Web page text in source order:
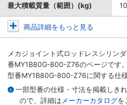
最大積載質量（範囲）(kg)
商品詳細をもっと見る
メカジョイント式ロッドレスシリン
番MY1B80G-800-Z76のページです。
型番MY1B80G-800-Z76に関する仕
一部型番の仕様・寸法を掲載しき
ので、詳細は メーカーカタログを